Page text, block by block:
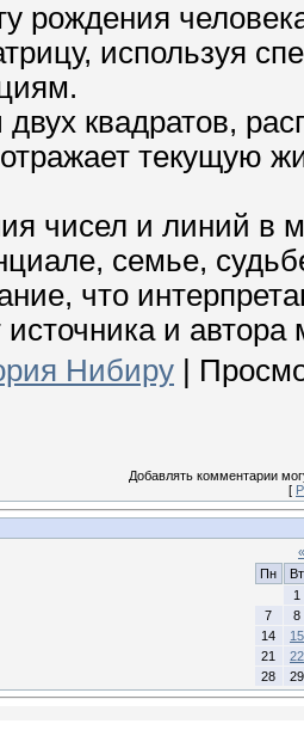
рождения
используя
квадратов,
текущую
чисел и линий
семье,
что
и автора
Нибиру
Добавлять комментарии
[
«
Пн
Вт
1
7
8
14
15
21
22
28
29